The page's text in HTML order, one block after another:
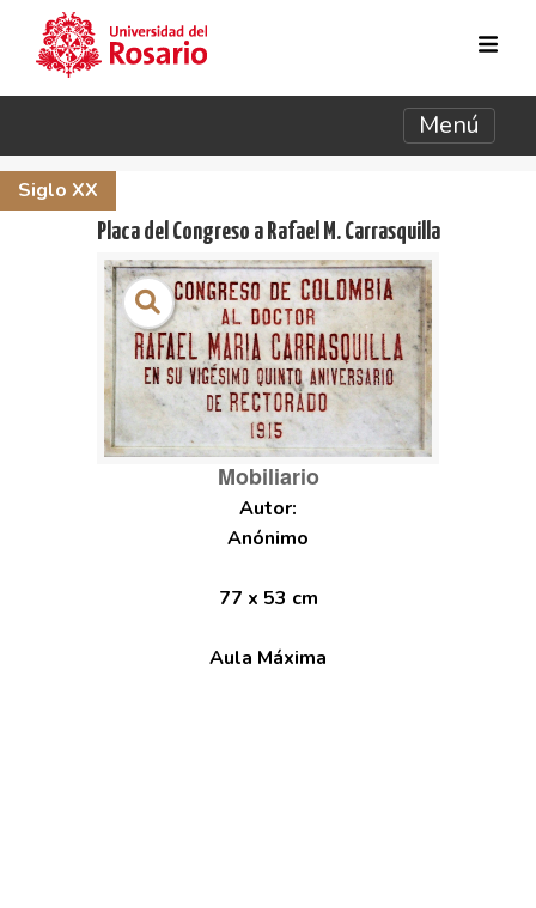
Menú
Siglo XX
Placa del Congreso a Rafael M. Carrasquilla
Mobiliario
Anónimo
77 x 53 cm
Aula Máxima